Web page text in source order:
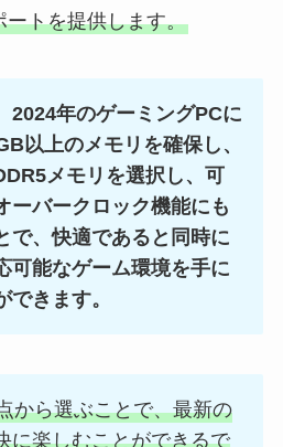
トを提供します。
2024年のゲーミングPCに
以上のメモリを確保し、
メモリを選択し、可
ーバークロック機能にも
で、快適であると同時に
可能なゲーム環境を手に
できます。
から選ぶことで、最新の
に楽しむことができるで